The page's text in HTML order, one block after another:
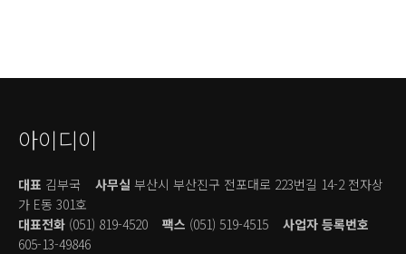
아이디이
대표 김부국 사무실 부산시 부산진구 전포대로 223번길 14-2 전자상
가 E동 301호
대표전화 (051) 819-4520 팩스 (051) 519-4515 사업자 등록번호
605-13-49846